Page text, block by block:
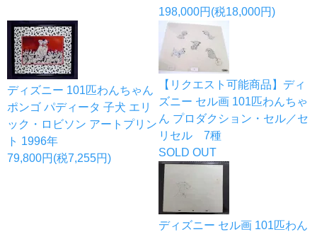
198,000円(税18,000円)
ディズニー 101匹わんちゃん
ポンゴ パディータ 子犬 エリ
ック・ロビソン アートプリン
ト 1996年
79,800円(税7,255円)
【リクエスト可能商品】ディ
ズニー セル画 101匹わんちゃ
ん プロダクション・セル／セ
リセル 7種
SOLD OUT
ディズニー セル画 101匹わん